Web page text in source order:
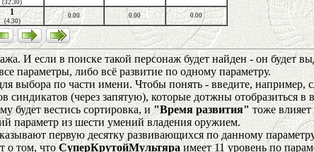
(32.30)
1
(4.30)
0.00 0.00 0.00
И если в поиске такой персонаж будет найден - он будет
параметры, либо всё развитие по одному параметру.
выбора по части имени. Чтобы понять - введите, например,
синдикатов (через запятую), которые дотжны отобразиться в
будет вестись сортировка, и "Время развития" тоже влияет
параметр из шести умений владения оружием.
первую десятку развивающихся по данному
о том, чтоСуперКрутойМультяра имеет 11 уровень по